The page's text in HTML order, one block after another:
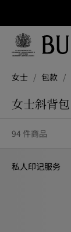
即时
掌握
品牌
系
广告
大片
计故
女士 / 包款 /
女士斜背包
94 件商品
私人印记服务